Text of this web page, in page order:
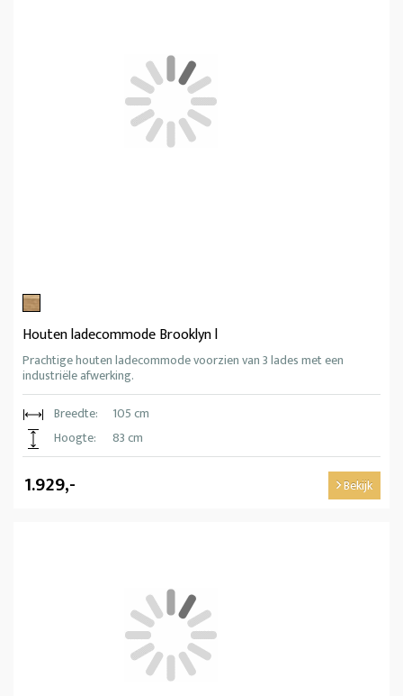
Houten ladecommode Brooklyn l
Prachtige houten ladecommode voorzien van 3 lades met een
industriële afwerking.
Breedte:
105 cm
Hoogte:
83 cm
1.929,- Bekijk